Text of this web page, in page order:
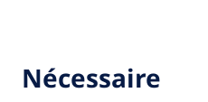
Nécessaire